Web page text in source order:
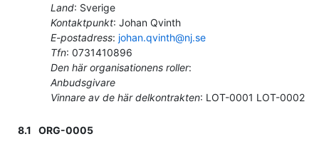
Land: Sverige
Kontaktpunkt: Johan Qvinth
E-postadress: johan.qvinth@nj.se
Tfn: 0731410896
Den här organisationens roller:
Anbudsgivare
Vinnare av de här delkontrakten: LOT-0001 LOT-0002
8.1
ORG-0005